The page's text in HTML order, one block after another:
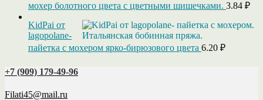
мохер болотного цвета с цветными шишечками. 3.84 ₽
KidPai от
lagopolane-
пайетка с мохером ярко-бирюзового цвета 6.20 ₽
+7 (909) 179‑49-96
Filati45@mail.ru